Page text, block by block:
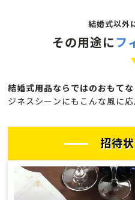
結婚式以外
その用途にフ
結婚式用品ならではのおもて
ジネスシーンにもこんな風に応
招待